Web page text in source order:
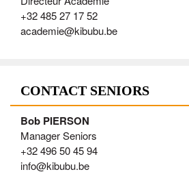
+32 485 27 17 52
academie@kibubu.be
CONTACT SENIORS
Bob PIERSON
Manager Seniors
+32 496 50 45 94
info@kibubu.be